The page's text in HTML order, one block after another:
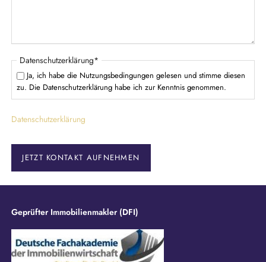
P
f
l
h
f
e
Datenschutzerklärung*
Ja, ich habe die Nutzungsbedingungen gelesen und stimme diesen
zu. Die Datenschutzerklärung habe ich zur Kenntnis genommen.
Datenschutzerklärung
JETZT KONTAKT AUFNEHMEN
Geprüfter Immobilienmakler (DFI)